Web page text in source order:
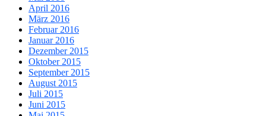
April 2016
März 2016
Februar 2016
Januar 2016
Dezember 2015
Oktober 2015
September 2015
August 2015
Juli 2015
Juni 2015